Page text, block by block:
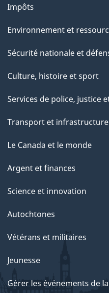
Impôts
Environnement et
Sécurité nationale et
Culture, histoire et sport
Services de police, justice
Transport et infrastructure
Le Canada et le monde
Argent et finances
Science et innovation
Autochtones
Vétérans et militaires
Jeunesse
Gérer les événements de